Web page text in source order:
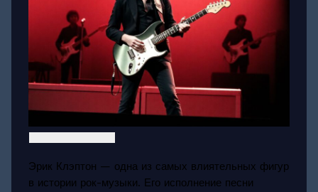
Эрик Клэптон — одна из самых влиятельных фигур
в истории рок-музыки. Его исполнение песни